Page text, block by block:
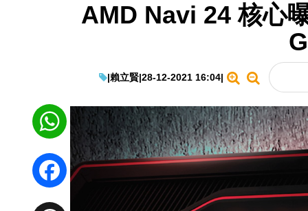
AMD Navi 24 核心
|賴立賢|28-12-2021 16:04|
WhatsApp
Facebook